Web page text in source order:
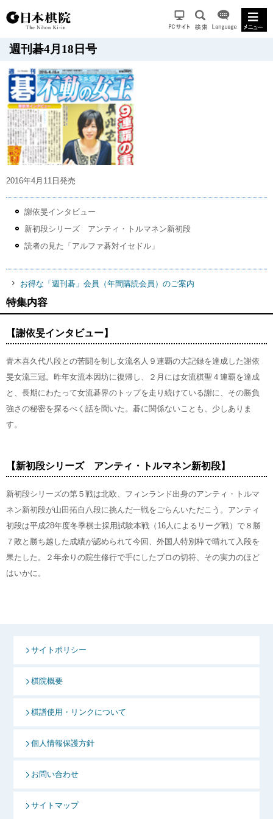
週刊碁4月18日号
2016年4月11日発売
謝依旻インタビュー
新初段シリーズ アンティ・トルマネン新初段
読者の見た「アルファ碁対イセドル」
お得な「週刊碁」会員（年間購読会員）のご案内
特集内容
【謝依旻インタビュー】
青木喜久代八段との苦闘を制し女流名人９連覇の大記録を達成した謝依
旻女流三冠。昨年女流本因坊に復帰し、２月には女流棋聖４連覇を達成
と、長期にわたって女流碁界のトップを走り続けている謝に、その勝負
強さの秘密を探るべく話を聞いた。碁に関係ないことも、少しありま
す。
【新初段シリーズ アンティ・トルマネン新初段】
新初段シリーズの第５戦は北欧、フィンランド出身のアンティ・トルマ
ネン新初段が山田拓自八段に挑んだ一戦をごらんいただこう。アンティ
初段は平成28年度冬季棋士採用試験本戦（16人によるリーグ戦）で８勝
７敗と勝ち越した成績が認められて今回、外国人特別枠で晴れて入段を
果たした。２年余りの院生修行で手にしたプロの切符、その実力のほど
はいかに。
サイトポリシー
棋院概要
棋譜使用・リンクについて
個人情報保護方針
お問い合わせ
サイトマップ